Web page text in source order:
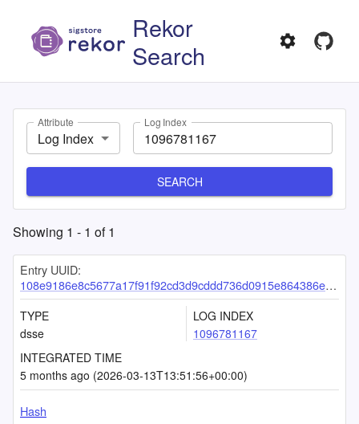
Rekor
Search
Attribute
Log Index
Log Index
SEARCH
Showing 1 - 1 of1
Entry UUID:
108e9186e8c5677a17f91f92cd3d9cddd736d0915e864386e4e592064753ab163b36b116d55edc4a
TYPE
dsse
LOG INDEX
1096781167
INTEGRATED TIME
5 months ago (2026-03-13T13:51:56+00:00)
Hash